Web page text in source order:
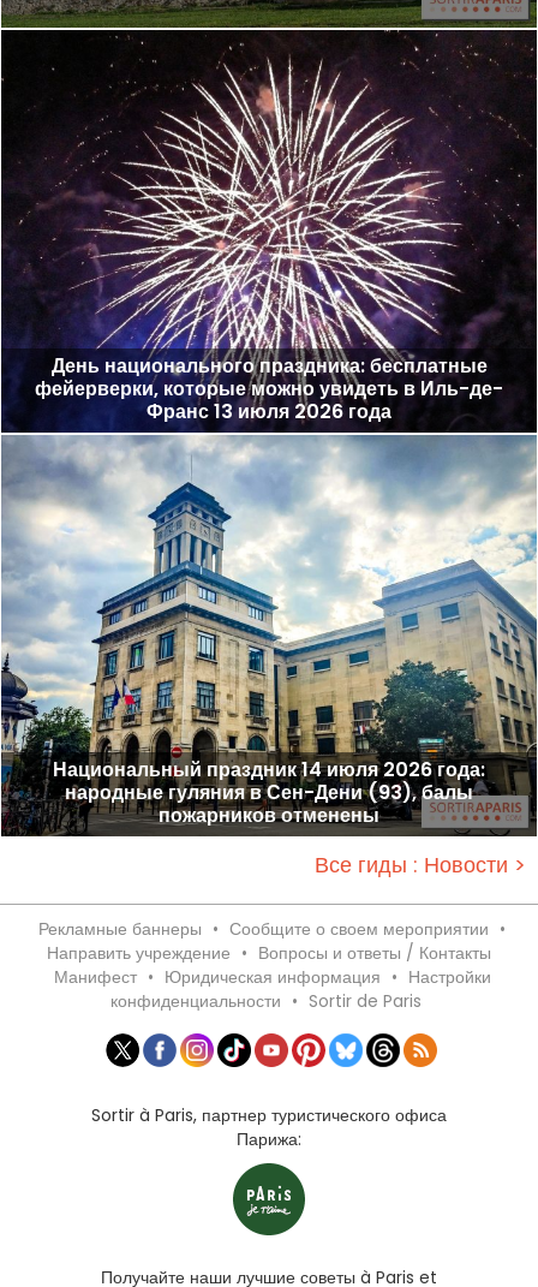
День национального праздника: бесплатные
фейерверки, которые можно увидеть в Иль-де-
Франс 13 июля 2026 года
Национальный праздник 14 июля 2026 года:
народные гуляния в Сен-Дени (93), балы
пожарников отменены
Все гиды : Новости >
Рекламные баннеры • Сообщите о своем мероприятии •
Направить учреждение • Вопросы и ответы / Контакты
Манифест • Юридическая информация • Настройки
конфиденциальности • Sortir de Paris
Sortir à Paris, партнер туристического офиса
Парижа:
Получайте наши лучшие советы à Paris et